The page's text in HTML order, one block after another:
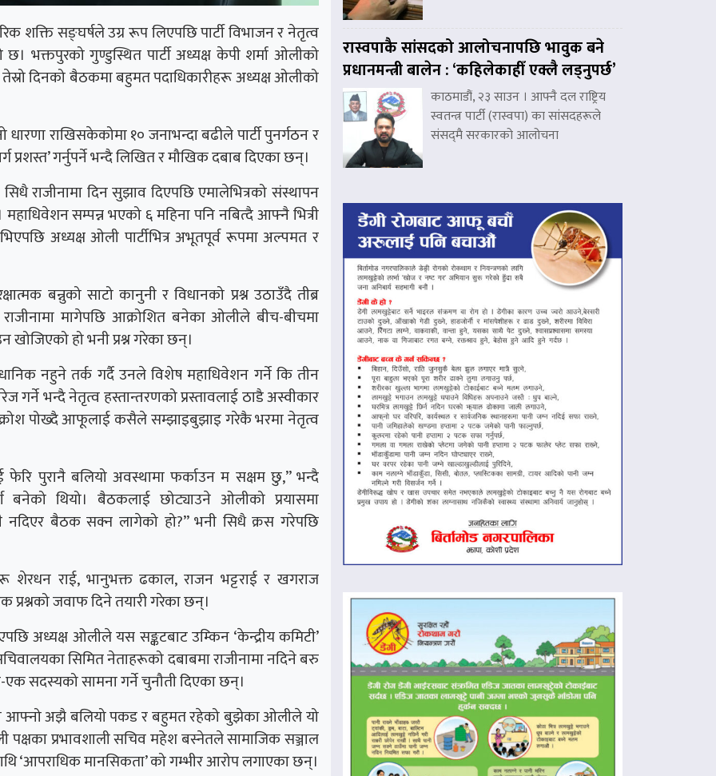
शक्ति सङ्घर्षले उग्र रूप लिएपछि पार्टी विभाजन र नेतृत्व
भक्तपुरको गुण्डुस्थित पार्टी अध्यक्ष केपी शर्मा ओलीको
दिनको बैठकमा बहुमत पदाधिकारीहरू अध्यक्ष ओलीको
राखिसकेकोमा १० जनाभन्दा बढीले पार्टी पुनर्गठन र
प्रशस्त’ गर्नुपर्ने भन्दै लिखित र मौखिक दबाब दिएका छन्।
राजीनामा दिन सुझाव दिएपछि एमालेभित्रको संस्थापन
सम्पन्न भएको ६ महिना पनि नबित्दै आफ्नै भित्री
अध्यक्ष ओली पार्टीभित्र अभूतपूर्व रूपमा अल्पमत र
बन्नुको साटो कानुनी र विधानको प्रश्न उठाउँदै तीब्र
मागेपछि आक्रोशित बनेका ओलीले बीच-बीचमा
खोजिएको हो भनी प्रश्न गरेका छन्।
नहुने तर्क गर्दै उनले विशेष महाधिवेशन गर्ने कि तीन
गर्ने भन्दै नेतृत्व हस्तान्तरणको प्रस्तावलाई ठाडै अस्वीकार
पोख्दै आफूलाई कसैले सम्झाइबुझाइ गरेकै भरमा नेतृत्व
फेरि पुरानै बलियो अवस्थामा फर्काउन म सक्षम छु,” भन्दै
थियो। बैठकलाई छोट्याउने ओलीको प्रयासमा
बैठक सक्न लागेको हो?” भनी सिधै क्रस गरेपछि
राई, भानुभक्त ढकाल, राजन भट्टराई र खगराज
जवाफ दिने तयारी गरेका छन्।
अध्यक्ष ओलीले यस सङ्कटबाट उम्किन ‘केन्द्रीय कमिटी’
सिमित नेताहरूको दबाबमा राजीनामा नदिने बरु
सदस्यको सामना गर्ने चुनौती दिएका छन्।
आफ्नो अझै बलियो पकड र बहुमत रहेको बुझेका ओलीले यो
पक्षका प्रभावशाली सचिव महेश बस्नेतले सामाजिक सञ्जाल
‘आपराधिक मानसिकता’ को गम्भीर आरोप लगाएका छन्।
रास्वपाकै सांसदको आलोचनापछि भावुक बने
प्रधानमन्त्री बालेन : ‘कहिलेकाहीँ एक्लै लड्नुपर्छ’
काठमाडौं, २३ साउन । आफ्नै दल राष्ट्रिय
स्वतन्त्र पार्टी (रास्वपा) का सांसदहरूले
संसद्‌मै सरकारको आलोचना